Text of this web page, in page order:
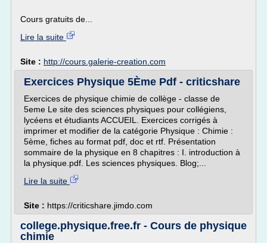
Cours gratuits de...
Lire la suite
Site : http://cours.galerie-creation.com
Exercices Physique 5Ème Pdf - criticshare
Exercices de physique chimie de collège - classe de
5eme Le site des sciences physiques pour collégiens,
lycéens et étudiants ACCUEIL. Exercices corrigés à
imprimer et modifier de la catégorie Physique : Chimie :
5ème, fiches au format pdf, doc et rtf. Présentation
sommaire de la physique en 8 chapitres : I. introduction à
la physique.pdf. Les sciences physiques. Blog;...
Lire la suite
Site : https://criticshare.jimdo.com
college.physique.free.fr - Cours de physique
chimie